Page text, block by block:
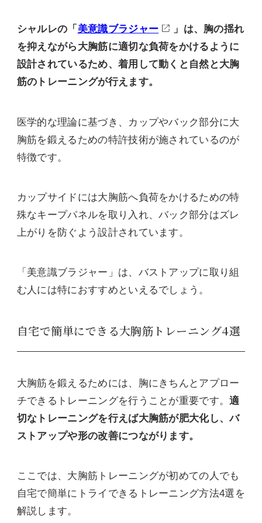
シャルレの「 美意識ブラジャー
」は、胸の揺れ
を抑えながら大胸筋に適切な負荷をかけるように
設計されているため、着用して動くと自然と大胸
筋のトレーニングが行えます。
医学的な理論に基づき、カップやバック部分に大
胸筋を鍛えるための特許技術が施されているのが
特徴です。
カップサイドには大胸筋へ負荷をかけるための特
殊なキープパネルを取り入れ、バック部分はズレ
上がりを防ぐよう設計されています。
「美意識ブラジャー」は、バストアップに取り組
む人には特におすすめといえるでしょう。
自宅で簡単にできる大胸筋トレーニング4選
大胸筋を鍛えるためには、胸にきちんとアプロー
チできるトレーニングを行うことが重要です。適
切なトレーニングを行えば大胸筋が肥大化し、バ
ストアップや形の改善につながります。
ここでは、大胸筋トレーニングが初めての人でも
自宅で簡単にトライできるトレーニング方法4選を
解説します。